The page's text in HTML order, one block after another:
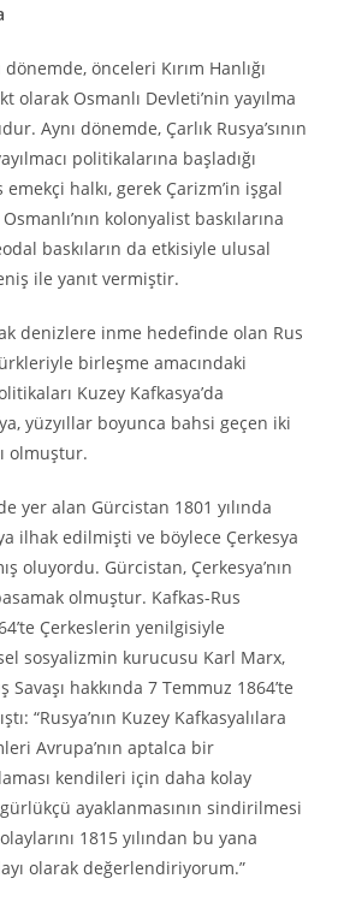
önceleri Kırım Hanlığı
olarak Osmanlı Devleti’nin yayılma
Aynı dönemde, Çarlık Rusya’sının
politikalarına başladığı
halkı, gerek Çarizm’in işgal
kolonyalist baskılarına
baskıların da etkisiyle ulusal
ile yanıt vermiştir.
denizlere inme hedefinde olan Rus
birleşme amacındaki
Kuzey Kafkasya’da
yüzyıllar boyunca bahsi geçen iki
olmuştur.
yer alan Gürcistan 1801 yılında
ilhak edilmişti ve böylece Çerkesya
oluyordu. Gürcistan, Çerkesya’nın
olmuştur. Kafkas-Rus
Çerkeslerin yenilgisiyle
sosyalizmin kurucusu Karl Marx,
hakkında 7 Temmuz 1864’te
“Rusya’nın Kuzey Kafkasyalılara
Avrupa’nın aptalca bir
kendileri için daha kolay
ayaklanmasının sindirilmesi
1815 yılından bu yana
olarak değerlendiriyorum.”